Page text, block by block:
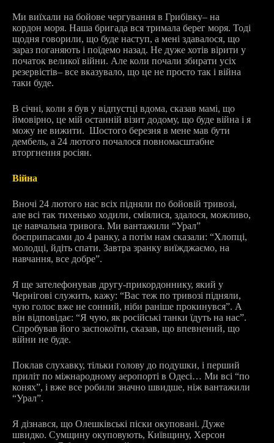
Ми виїхали на бойове чергування в Грибівку– на
кордон моря. Наша бригада вся тримала берег моря. Тоді
щодня говорили, що буде наступ, а мені здавалося, що
зараз поганяють і поїдемо назад. Не дуже хотів вірити у
початок великої війни. Але коли почали збирати усіх
резервістів– все вказувало, що це не просто так і війна
таки буде.
В січні, коли я був у відпустці вдома, сказав мамі, що
ймовірно, це мій останній візит додому, що буде війна і я
можу не вижити. Шостого березня в мене мав бути
дембель, а 24 лютого почалося повномасштабне
вторгнення росіян.
Війна
Вночі 24 лютого нас всіх підняли по бойовій тривозі,
але всі так тихенько ходили, сміялися, здалося, можливо,
це навчальна тривога. Ми вантажили “Урал”
боєприпасами до 4 ранку, а потім нам сказали: “Хлопці,
молодці, йдіть спати. Завтра зранку виїжджаємо, на
навчання, все добре”.
Я ще зателефонував другу-прикордоннику, який у
Чернігові служить, кажу: “Вас теж по тривозі підняли,
чую голос вже не сонний, ніби раніше прокинувся”. А
він відповідає: “Я чую, як російські танки їдуть на нас”.
Спробував його заспокоїти, сказав, що впевнений, що
війни не буде.
Поклав слухавку, тільки голову до подушки, і перший
приліт по міжнародному аеропорті в Одесі… Ми всі “по
конях”, і вже все робили значно швидше, ніж вантажили
“Урал”.
Я дізнався, що Олешківські піски окуповані. Дуже
швидко. Сумщину окуповують, Київщину, Херсон